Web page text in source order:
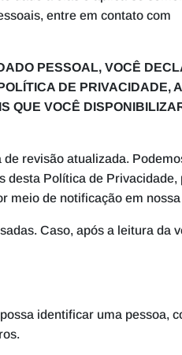
entre em contato com
PESSOAL, VOCÊ
DE PRIVACIDADE,
QUE VOCÊ
revisão atualizada.
desta Política de Privacidade,
meio de notificação em
Caso, após a leitura da
identificar uma pessoa,